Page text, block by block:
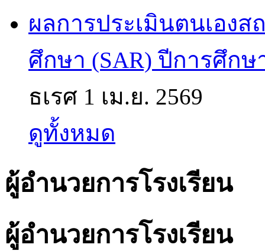
ผลการประเมินตนเอง
ศึกษา (SAR) ปีการศึกษ
ธเรศ 1 เม.ย. 2569
ดูทั้งหมด
ผู้อำนวยการโรงเรียน
ผู้อำนวยการโรงเรียน